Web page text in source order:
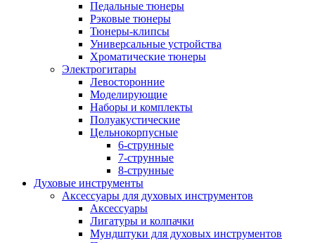
Педальные тюнеры
Рэковые тюнеры
Тюнеры-клипсы
Универсальные устройства
Хроматические тюнеры
Электрогитары
Левосторонние
Моделирующие
Наборы и комплекты
Полуакустические
Цельнокорпусные
6-струнные
7-струнные
8-струнные
Духовые инструменты
Аксессуары для духовых инструментов
Аксессуары
Лигатуры и колпачки
Мундштуки для духовых инструментов